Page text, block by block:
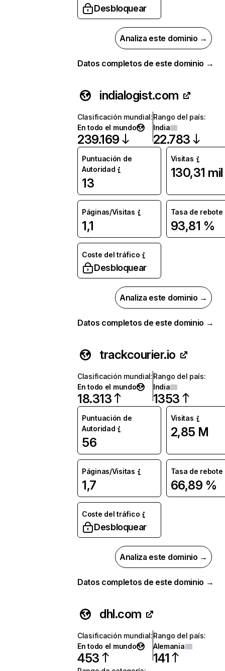
Desbloquear
Analiza este dominio →
Datos completos de este dominio →
indialogist.com
Clasificación mundial:
En todo el mundo
239.169
Rango del país:
India
22.783
Puntuación de
Autoridad
13
Visitas
130,31 mil
Páginas/Visitas
1,1
Tasa de rebote
93,81 %
Coste del tráfico
Desbloquear
Analiza este dominio →
Datos completos de este dominio →
trackcourier.io
Clasificación mundial:
En todo el mundo
18.313
Rango del país:
India
1353
Puntuación de
Autoridad
56
Visitas
2,85 M
Páginas/Visitas
1,7
Tasa de rebote
66,89 %
Coste del tráfico
Desbloquear
Analiza este dominio →
Datos completos de este dominio →
dhl.com
Clasificación mundial:
En todo el mundo
453
Rango del país:
Alemania
141